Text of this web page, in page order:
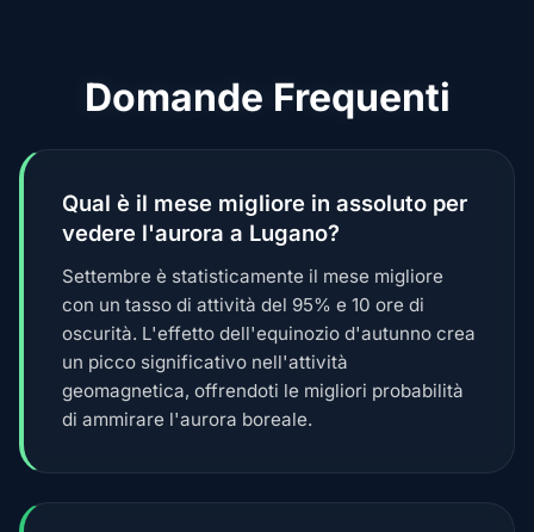
Domande Frequenti
Qual è il mese migliore in assoluto per
vedere l'aurora a Lugano?
Settembre è statisticamente il mese migliore
con un tasso di attività del 95% e 10 ore di
oscurità. L'effetto dell'equinozio d'autunno crea
un picco significativo nell'attività
geomagnetica, offrendoti le migliori probabilità
di ammirare l'aurora boreale.